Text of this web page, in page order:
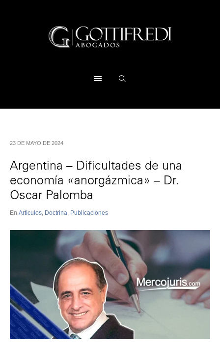
23 DE MAYO DE 2024
Argentina – Dificultades de una
economía «anorgázmica» – Dr.
Oscar Palomba
En Artículos, Doctrina, Publicaciones